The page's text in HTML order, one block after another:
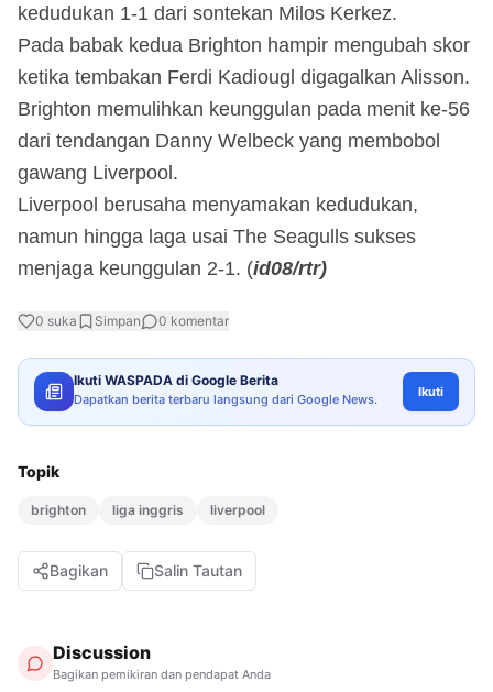
kedudukan 1-1 dari sontekan Milos Kerkez.
Pada babak kedua Brighton hampir mengubah skor
ketika tembakan Ferdi Kadiougl digagalkan Alisson.
Brighton memulihkan keunggulan pada menit ke-56
dari tendangan Danny Welbeck yang membobol
gawang Liverpool.
Liverpool berusaha menyamakan kedudukan,
namun hingga laga usai The Seagulls sukses
menjaga keunggulan 2-1. (id08/rtr)
0 suka Simpan 0 komentar
Ikuti WASPADA di Google Berita
Dapatkan berita terbaru langsung dari Google News. Ikuti
Topik
brighton liga inggris liverpool
Bagikan Salin Tautan
Discussion
Bagikan pemikiran dan pendapat Anda